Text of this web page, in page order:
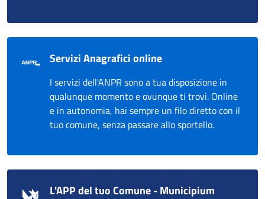
Servizi Anagrafici online
I servizi dell'ANPR sono a tua disposizione in
qualunque momento e ovunque ti trovi. Online
e in autonomia, hai sempre un filo diretto con il
tuo comune, senza passare allo sportello.
L'APP del tuo Comune - Municipium